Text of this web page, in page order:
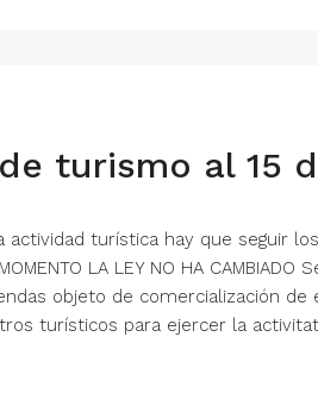
turismo al 15
actividad turística hay que seguir
LA LEY NO HA
objeto de comercialización de
turísticos para ejercer la